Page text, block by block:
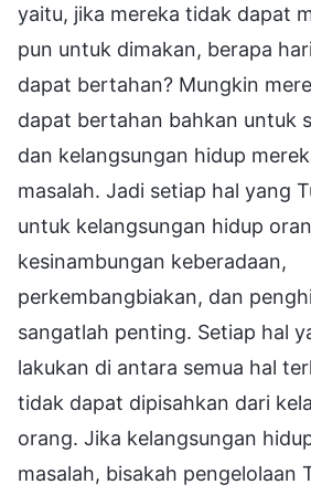
yaitu, jika mereka tidak dapat
pun untuk dimakan, berapa
dapat bertahan? Mungkin
dapat bertahan bahkan untuk
dan kelangsungan hidup
masalah. Jadi setiap hal yang
untuk kelangsungan hidup
kesinambungan keberadaan,
perkembangbiakan, dan
sangatlah penting. Setiap hal
lakukan di antara semua hal
tidak dapat dipisahkan dari
orang. Jika kelangsungan
masalah, bisakah pengelolaan